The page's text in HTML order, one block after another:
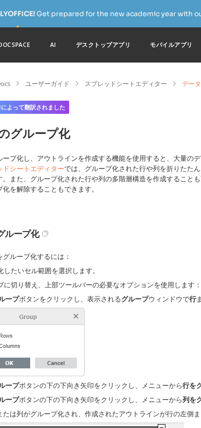
Get prepared for the new academic year with
AI デスクトップアプリ モバイルアプリ
ユーザーガイド スプレッドシートエディター デー
よって翻訳されました
グループ化
ープ化し、アウトラインを作成する機能を使用すると、大量の
ドシートエディターでは、グループ化された行や列を折りたた
。また、グループ化された行や列の多階層構造を作成すること
を解除することもできます。
ループ化
ループ化するには：
したいセル範囲を選択します。
に切り替え、上部ツールバーの必要なオプションを使用します：
ープボタンをクリックし、表示されるグループウィンドウで行
ープボタンの下の下向き矢印をクリックし、メニューから行を
ープボタンの下の下向き矢印をクリックし、メニューから列を
たは列がグループ化され、作成されたアウトラインが行の左側ま